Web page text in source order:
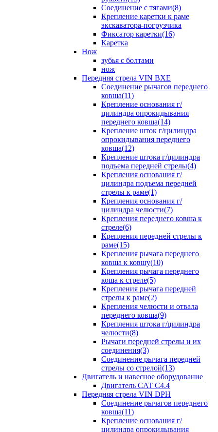
Соединение с тягами(8)
Крепление каретки к раме
экскаватора-погрузчика
Фиксатор каретки(16)
Каретка
Нож
зубья с болтами
нож
Передняя стрела VIN BXE
Cоединение рычагов переднего
ковша(11)
Крепление основания г/
цилиндра опрокидывания
переднего ковша(14)
Крепление шток г/цилиндра
опрокидывания переднего
ковша(12)
Крепление штока г/цилиндра
подъема передней стрелы(4)
Крепления основания г/
цилиндра подъема передней
стрелы к раме(1)
Крепления основания г/
цилиндра челюсти(7)
Крепления переднего ковша к
стреле(6)
Крепления передней стрелы к
раме(15)
Крепления рычага переднего
ковша к ковшу(10)
Крепления рычага переднего
коша к стреле(5)
Крепления рычага передней
стрелы к раме(2)
Крепления челюсти и отвала
переднего ковша(9)
Крепления штока г/цилиндра
челюсти(8)
Рычаги передней стрелы и их
соединения(3)
Соединение рычага передней
стрелы со стрелой(13)
Двигатель и навесное оборудование
Двигатель CAT C4.4
Передняя стрела VIN DPH
Cоединение рычагов переднего
ковша(11)
Крепление основания г/
цилиндра опрокидывания